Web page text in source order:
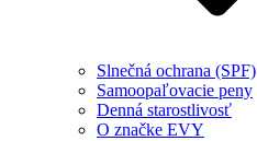
Slnečná ochrana (SPF)
Samoopaľovacie peny
Denná starostlivosť
O značke EVY